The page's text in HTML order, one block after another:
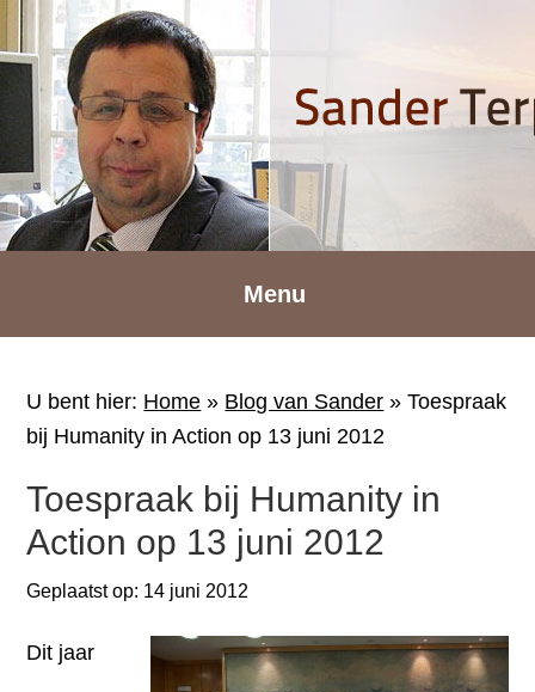
Spring
naar
hoofdnavigatie
naar
hoofd
inhoud
Spring
naar
voettekst
Menu
U bent hier: Home » Blog van Sander » Toespraak
bij Humanity in Action op 13 juni 2012
Toespraak bij Humanity in
Action op 13 juni 2012
Geplaatst op: 14 juni 2012
Dit jaar